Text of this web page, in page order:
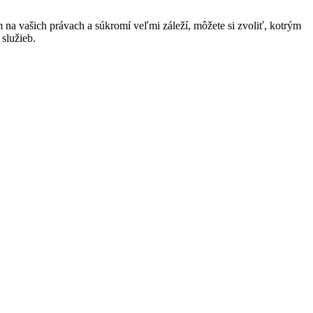
vašich právach a súkromí veľmi záleží, môžete si zvoliť, kotrým